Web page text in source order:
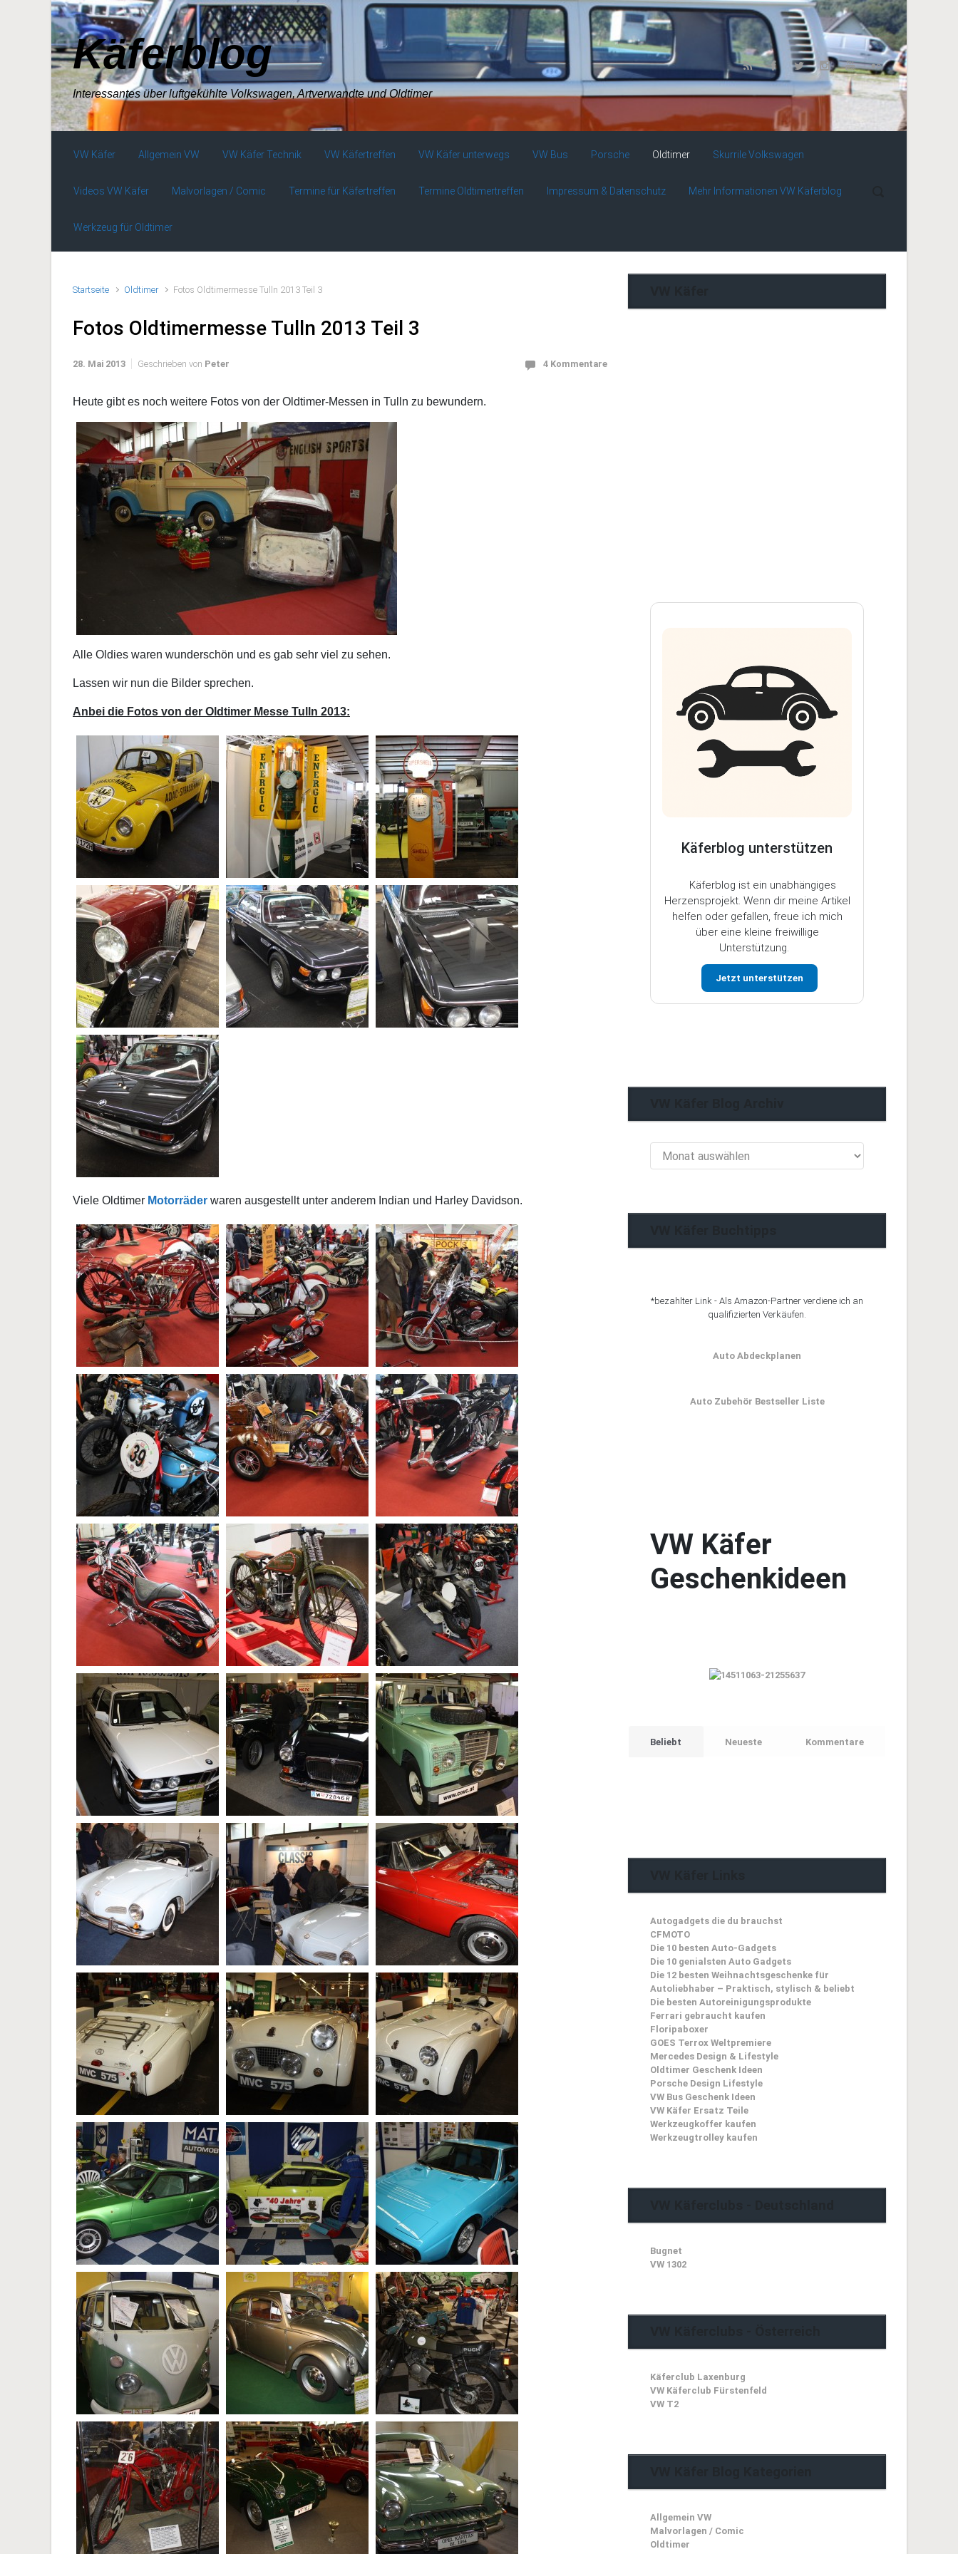
Zum Hauptinhalt springen
Käferblog
Interessantes über luftgekühlte Volkswagen, Artverwandte und Oldtimer
VW Käfer Allgemein VW VW Käfer Technik VW Käfertreffen VW Käfer unterwegs VW Bus Porsche Oldtimer Skurrile Volkswagen
Videos VW Käfer Malvorlagen / Comic Termine für Käfertreffen Termine Oldtimertreffen Impressum & Datenschutz Mehr Informationen VW Käferblog
Werkzeug für Oldtimer
Startseite Oldtimer Fotos Oldtimermesse Tulln 2013 Teil 3
Fotos Oldtimermesse Tulln 2013 Teil 3
28. Mai 2013 Geschrieben von Peter 4 Kommentare
Heute gibt es noch weitere Fotos von der Oldtimer-Messen in Tulln zu bewundern.
Alle Oldies waren wunderschön und es gab sehr viel zu sehen.
Lassen wir nun die Bilder sprechen.
Anbei die Fotos von der Oldtimer Messe Tulln 2013:
Viele Oldtimer Motorräder waren ausgestellt unter anderem Indian und Harley Davidson.
Käferblog unterstützen
Käferblog ist ein unabhängiges
Herzensprojekt. Wenn dir meine Artikel
helfen oder gefallen, freue ich mich
über eine kleine freiwillige
Unterstützung.
Jetzt unterstützen
Käfer
*bezahlter Link - Als Amazon-Partner verdiene ich an
qualifizierten Verkäufen.
Auto Abdeckplanen
Auto Zubehör Bestseller Liste
VW Käfer
Geschenkideen
Beliebt Neueste Kommentare
Autogadgets die du brauchst
CFMOTO
Die 10 besten Auto-Gadgets
Die 10 genialsten Auto Gadgets
Die 12 besten Weihnachtsgeschenke für
Autoliebhaber – Praktisch, stylisch & beliebt
Die besten Autoreinigungsprodukte
Ferrari gebraucht kaufen
Floripaboxer
GOES Terrox Weltpremiere
Mercedes Design & Lifestyle
Oldtimer Geschenk Ideen
Porsche Design Lifestyle
VW Bus Geschenk Ideen
VW Käfer Ersatz Teile
Werkzeugkoffer kaufen
Werkzeugtrolley kaufen
Bugnet
VW 1302
Käferclub Laxenburg
VW Käferclub Fürstenfeld
VW T2
Allgemein VW
Malvorlagen / Comic
Oldtimer